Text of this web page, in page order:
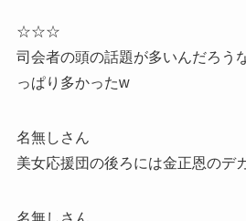
☆☆☆
司会者の頭の話題が多いんだろう
っぱり多かったw
名無しさん
美女応援団の後ろには金正恩のデ
名無しさん